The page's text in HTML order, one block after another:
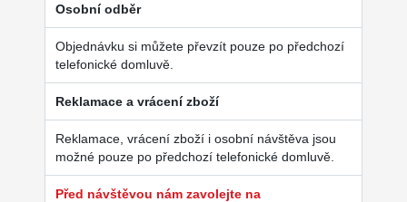
Osobní odběr
Objednávku si můžete převzít pouze po předchozí
telefonické domluvě.
Reklamace a vrácení zboží
Reklamace, vrácení zboží i osobní návštěva jsou
možné pouze po předchozí telefonické domluvě.
Před návštěvou nám zavolejte na